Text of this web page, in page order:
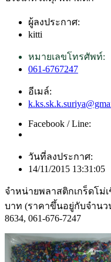
ผู้ลงประกาศ:
kitti
หมายเลขโทรศัพท์:
061-6767247
อีเมล์:
Facebook / Line:
วันที่ลงประกาศ:
14/11/2015 13:31:05
จำหน่ายพลาสติกเกร็ดโม่
บาท (ราคาขึ้นอยู่กับจำนว
8634, 061-676-7247